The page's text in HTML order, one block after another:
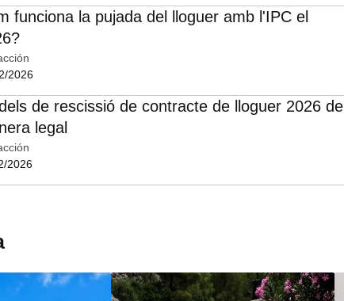
funciona la pujada del lloguer amb l'IPC el
2026
de rescissió de contracte de lloguer 2026 de
legal
2026